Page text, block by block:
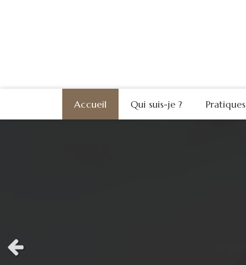
Accueil Qui suis-je ? Pratiques
Slide précédent